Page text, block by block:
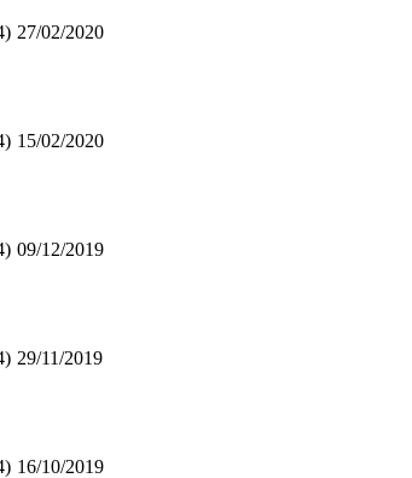
27/02/2020
15/02/2020
09/12/2019
29/11/2019
16/10/2019